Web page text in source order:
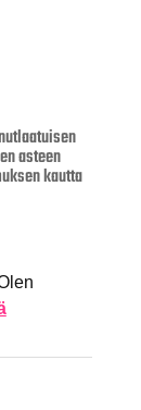
asteen
kautta